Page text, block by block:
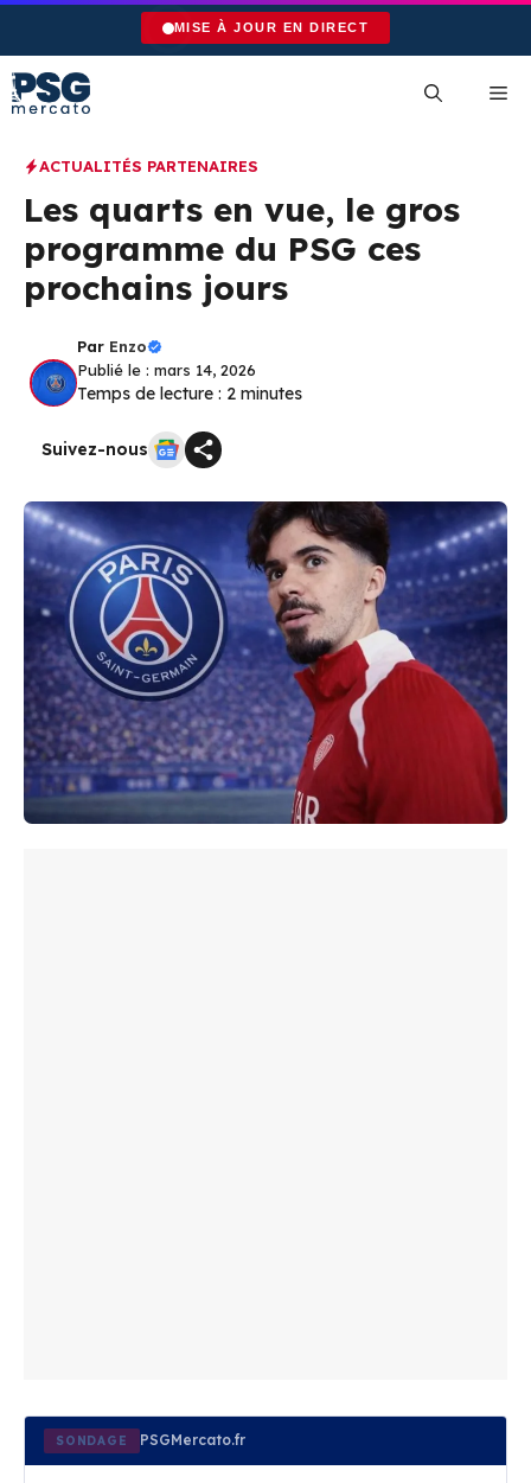
Aller
contenu
MISE À JOUR EN DIRECT
ACTUALITÉS PARTENAIRES
Les quarts en vue, le gros
programme du PSG ces
prochains jours
Par Enzo
Publié le : mars 14, 2026
Temps de lecture : 2 minutes
Suivez-nous
SONDAGE PSGMercato.fr